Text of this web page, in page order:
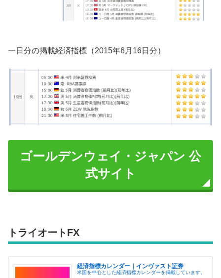
一日分の掲載経済指標（2015年6月16日分）
ゴールデンウェイ・ジャパン 公
式サイト
トライオートFX
経済指標カレンダー｜インヴァスト証券
米国を中心とした経済指標カレンダーを掲載しています。